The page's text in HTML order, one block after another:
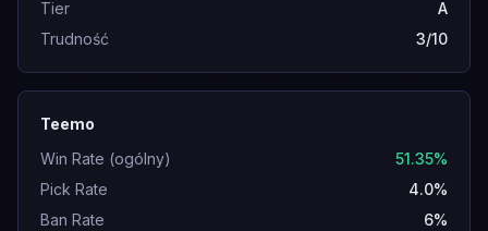
Tier
A
Trudność
3/10
Teemo
Win Rate (ogólny)
51.35%
Pick Rate
4.0%
Ban Rate
6%